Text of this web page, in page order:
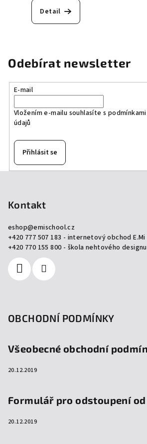
Detail
Odebírat newsletter
E-mail
Vložením e-mailu souhlasíte s
údajů
Přihlásit se
Kontakt
eshop@emischool.cz
+420 777 507 183 - internetový obchod E.Mi
+420 770 155 800 - škola nehtového designu
OBCHODNÍ PODMÍNKY
Všeobecné obchodní
20.12.2019
Formulář pro odstoupení
20.12.2019